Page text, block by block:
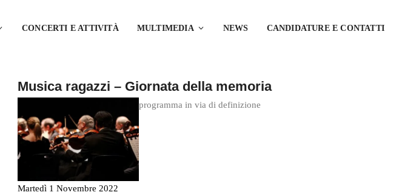
CONCERTI E ATTIVITÀ MULTIMEDIA NEWS CANDIDATURE E CONTATTI
Musica ragazzi – Giornata della memoria
programma in via di definizione
Martedì 1 Novembre 2022